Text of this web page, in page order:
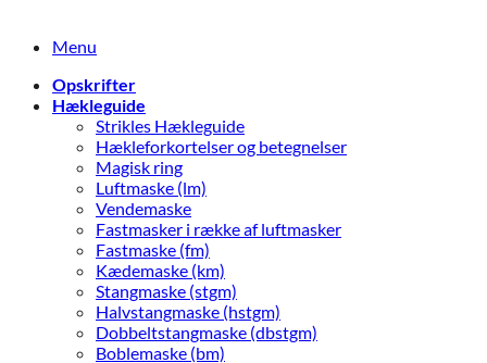
Menu
Opskrifter
Hækleguide
Strikles Hækleguide
Hækleforkortelser og betegnelser
Magisk ring
Luftmaske (lm)
Vendemaske
Fastmasker i række af luftmasker
Fastmaske (fm)
Kædemaske (km)
Stangmaske (stgm)
Halvstangmaske (hstgm)
Dobbeltstangmaske (dbstgm)
Boblemaske (bm)